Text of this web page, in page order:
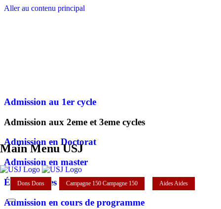
Aller au contenu principal
Main Menu USJ
Dons Dons Campagne 150 Campagne 150 AidesAides
Admission au 1er cycle
Admission aux 2eme et 3eme cycles
Admission en Doctorat
Admission en master
Équivalences et validations
Admission en cours de programme